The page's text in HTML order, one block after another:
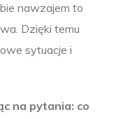
nawzajem to
Dzięki temu
sytuacje i
na pytania: co